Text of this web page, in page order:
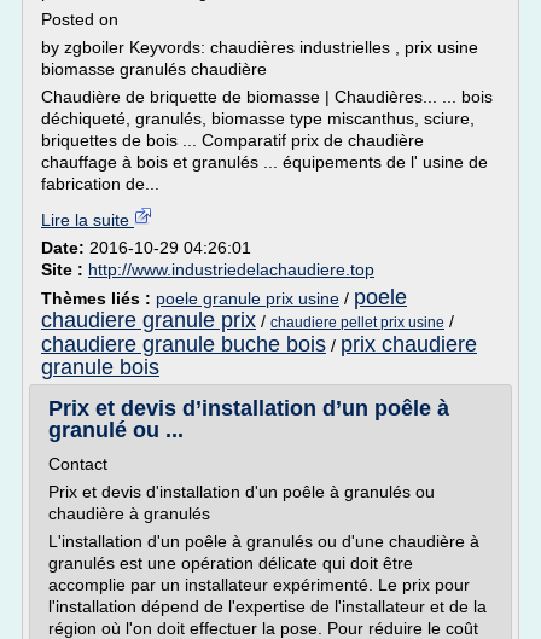
Posted on
by zgboiler Keyvords: chaudières industrielles , prix usine
biomasse granulés chaudière
Chaudière de briquette de biomasse | Chaudières... ... bois
déchiqueté, granulés, biomasse type miscanthus, sciure,
briquettes de bois ... Comparatif prix de chaudière
chauffage à bois et granulés ... équipements de l' usine de
fabrication de...
Lire la suite
Date: 2016-10-29 04:26:01
Site : http://www.industriedelachaudiere.top
Thèmes liés : poele granule prix usine / poele
chaudiere granule prix / chaudiere pellet prix usine /
chaudiere granule buche bois / prix chaudiere
granule bois
Prix et devis d’installation d’un poêle à
granulé ou ...
Contact
Prix et devis d'installation d'un poêle à granulés ou
chaudière à granulés
L'installation d'un poêle à granulés ou d'une chaudière à
granulés est une opération délicate qui doit être
accomplie par un installateur expérimenté. Le prix pour
l'installation dépend de l'expertise de l'installateur et de la
région où l'on doit effectuer la pose. Pour réduire le coût